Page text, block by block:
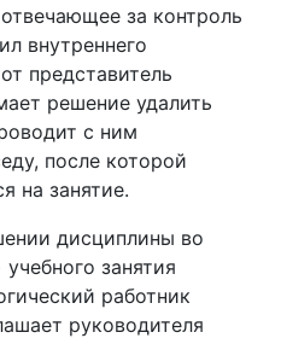
за контроль
внутреннего
представитель
решение удалить
с ним
после которой
на занятие.
дисциплины во
занятия
работник
руководителя